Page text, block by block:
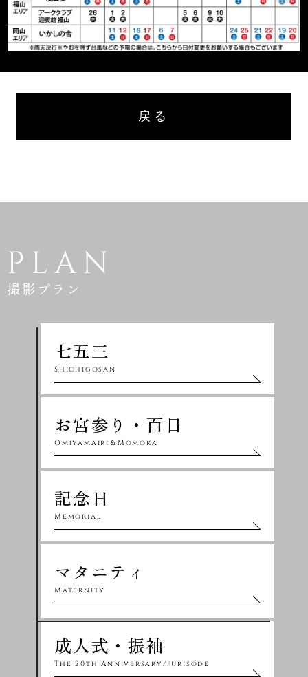
戻る
PLAN
撮影プラン
七五三
Shichigosan
成人式・振袖
The 20th Anniversary/furisode
お宮参り・百日
Omiyamairi＆Momoka
記念日
Memorial
マタニティ
Maternity